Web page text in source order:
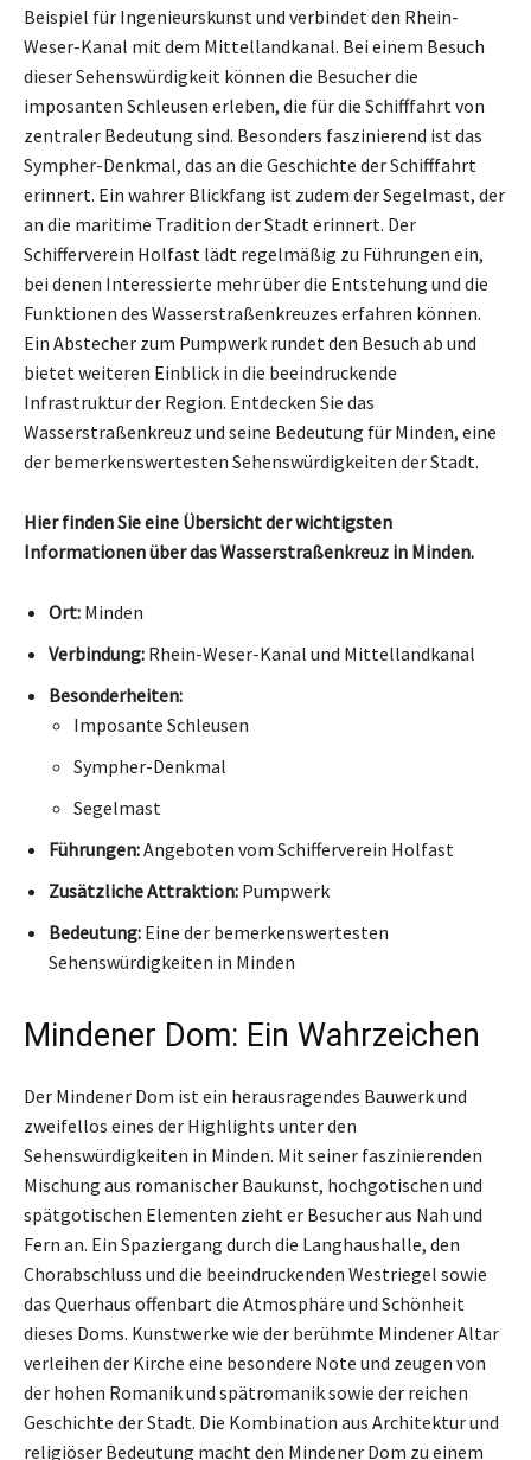
Beispiel für Ingenieurskunst und verbindet den Rhein-
Weser-Kanal mit dem Mittellandkanal. Bei einem Besuch
dieser Sehenswürdigkeit können die Besucher die
imposanten Schleusen erleben, die für die Schifffahrt von
zentraler Bedeutung sind. Besonders faszinierend ist das
Sympher-Denkmal, das an die Geschichte der Schifffahrt
erinnert. Ein wahrer Blickfang ist zudem der Segelmast, der
an die maritime Tradition der Stadt erinnert. Der
Schifferverein Holfast lädt regelmäßig zu Führungen ein,
bei denen Interessierte mehr über die Entstehung und die
Funktionen des Wasserstraßenkreuzes erfahren können.
Ein Abstecher zum Pumpwerk rundet den Besuch ab und
bietet weiteren Einblick in die beeindruckende
Infrastruktur der Region. Entdecken Sie das
Wasserstraßenkreuz und seine Bedeutung für Minden, eine
der bemerkenswertesten Sehenswürdigkeiten der Stadt.
Hier finden Sie eine Übersicht der wichtigsten
Informationen über das Wasserstraßenkreuz in Minden.
Ort: Minden
Verbindung: Rhein-Weser-Kanal und Mittellandkanal
Besonderheiten:
Imposante Schleusen
Sympher-Denkmal
Segelmast
Führungen:Angeboten vom Schifferverein Holfast
Zusätzliche Attraktion: Pumpwerk
Bedeutung: Eine der bemerkenswertesten
Sehenswürdigkeiten in Minden
Mindener Dom: Ein Wahrzeichen
Der Mindener Dom ist ein herausragendes Bauwerk und
zweifellos eines der Highlights unter den
Sehenswürdigkeiten in Minden. Mit seiner faszinierenden
Mischung aus romanischer Baukunst, hochgotischen und
spätgotischen Elementen zieht er Besucher aus Nah und
Fern an. Ein Spaziergang durch die Langhaushalle, den
Chorabschluss und die beeindruckenden Westriegel sowie
das Querhaus offenbart die Atmosphäre und Schönheit
dieses Doms. Kunstwerke wie der berühmte Mindener Altar
verleihen der Kirche eine besondere Note und zeugen von
der hohen Romanik und spätromanik sowie der reichen
Geschichte der Stadt. Die Kombination aus Architektur und
religiöser Bedeutung macht den Mindener Dom zu einem